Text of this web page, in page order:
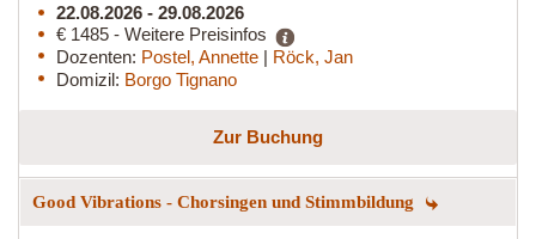
22.08.2026 - 29.08.2026
€ 1485 - Weitere Preisinfos
Dozenten: Postel, Annette | Röck, Jan
Domizil: Borgo Tignano
Zur Buchung
Good Vibrations - Chorsingen und Stimmbildung